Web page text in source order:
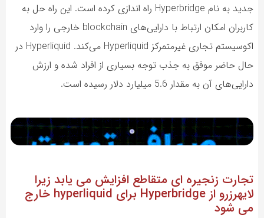
جدید به نام Hyperbridge راه اندازی کرده است. این راه حل به
کاربران امکان ارتباط با دارایی‌های blockchain خارجی را وارد
اکوسیستم تجاری غیرمتمرکز Hyperliquid می‌کند. Hyperliquid در
حال حاضر موفق به جذب توجه بسیاری از افراد شده و ارزش
دارایی‌های آن به مقدار 5.6 میلیارد دلار رسیده است.
تجارت زنجیره ای متقاطع افزایش می یابد زیرا
لایهرزرو از Hyperbridge برای hyperliquid خارج
می شود